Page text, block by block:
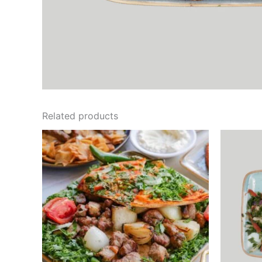
Related products